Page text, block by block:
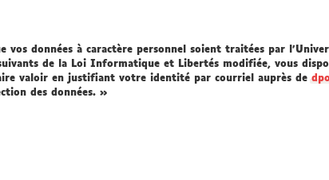
données à caractère personnel soient traitées par
de la Loi Informatique et Libertés modifiée, vous
valoir en justifiant votre identité par courriel auprès de
des données. »